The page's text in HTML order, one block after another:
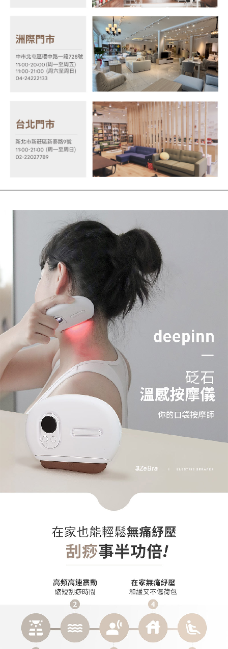
４．使用「AFTEE先享後付」時，將依據個別帳號之用戶狀況，依本公司即
時審查核予不同之上限額度；若仍有額度不足之情形，本公司將視審查結果
５．嚴禁一人註冊多個帳號或使用他人資訊註冊。若發現惡意使用之情形，
恩沛科技股份有限公司將有權停止該用戶之使用額度並採取法律行動。